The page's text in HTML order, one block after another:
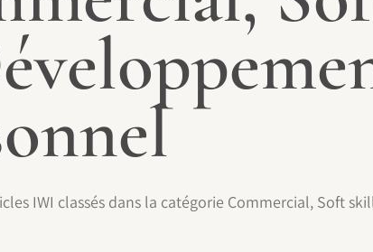
IWI classés dans la catégorie Commercial, Soft